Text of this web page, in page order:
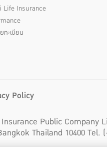
Life Insurance
ะเบียน
Policy
Public Company
Thailand 10400 Tel.